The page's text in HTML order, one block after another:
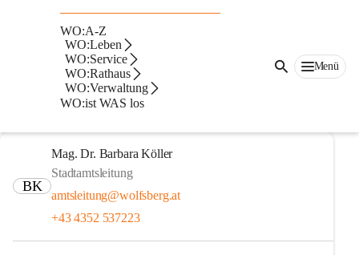
WO:A-Z
WO:Leben
WO:Service
WO:Rathaus
WO:Verwaltung
WO:ist WAS los
Menü
Stadtverwaltung -
Abteilungen
BK
Mag. Dr. Barbara Köller
Stadtamtsleitung
amtsleitung@wolfsberg.at
+43 4352 537223